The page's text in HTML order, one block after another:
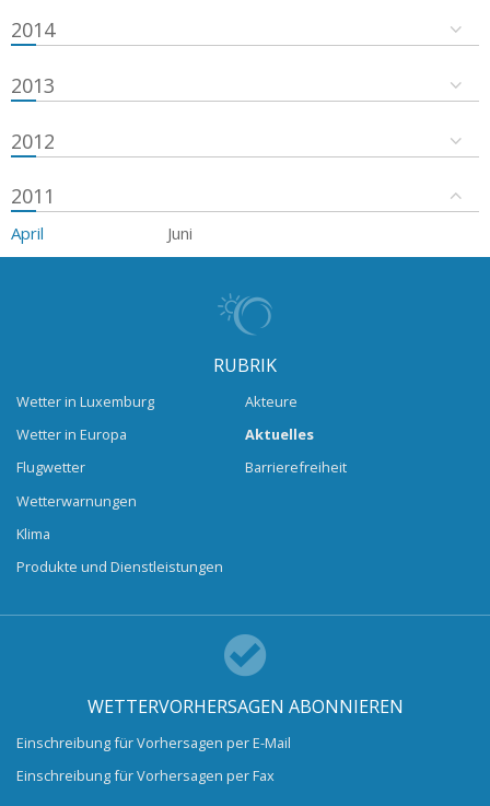
2014
2013
2012
2011
April Juni
RUBRIK
Wetter in Luxemburg
Wetter in Europa
Flugwetter
Wetterwarnungen
Klima
Produkte und Dienstleistungen
Akteure
Aktuelles
Barrierefreiheit
WETTERVORHERSAGEN ABONNIEREN
Einschreibung für Vorhersagen per E-Mail
Einschreibung für Vorhersagen per Fax